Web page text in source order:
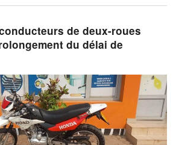
de deux-roues
du délai de